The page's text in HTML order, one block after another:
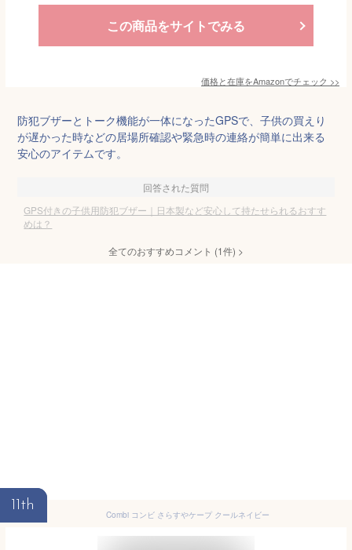
この商品をサイトでみる
価格と在庫をAmazonでチェック >>
防犯ブザーとトーク機能が一体になったGPSで、子供の買えり
が遅かった時などの居場所確認や緊急時の連絡が簡単に出来る
安心のアイテムです。
回答された質問
GPS付きの子供用防犯ブザー｜日本製など安心して持たせられるおすす
めは？
全てのおすすめコメント (1件) >
11th
Combi コンビ さらすやケープ クールネイビー